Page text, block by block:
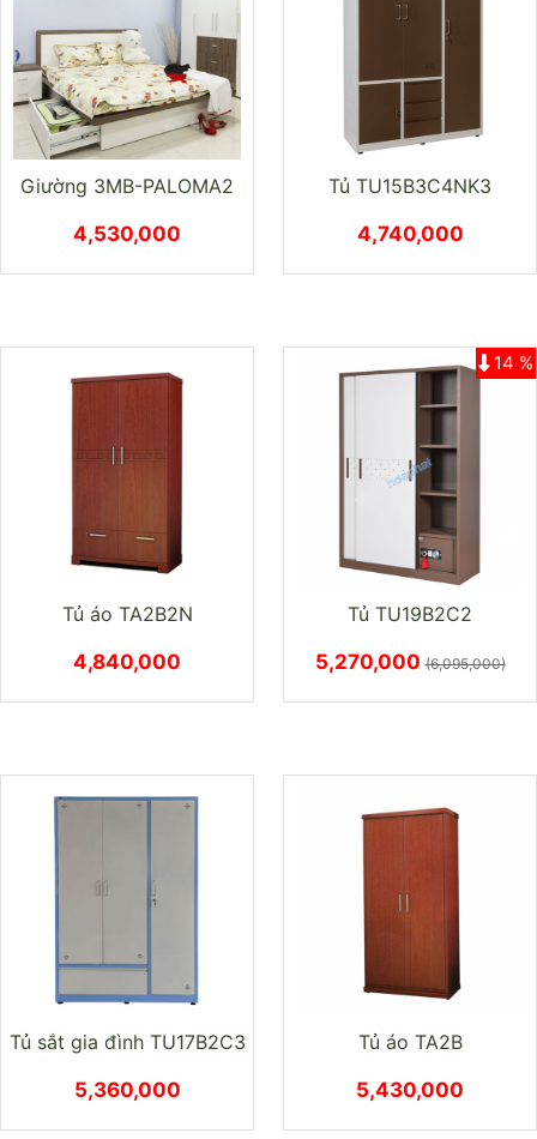
Giường 3MB-PALOMA2
4,530,000
Tủ TU15B3C4NK3
4,740,000
Tủ áo TA2B2N
4,840,000
Tủ TU19B2C2
14 %
5,270,000(6,095,000)
Tủ sắt gia đình TU17B2C3
5,360,000
Tủ áo TA2B
5,430,000